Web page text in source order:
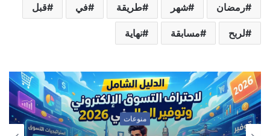
رمضان شهر طريقة في قبل
لربح مسابقة نهاية
منوعات